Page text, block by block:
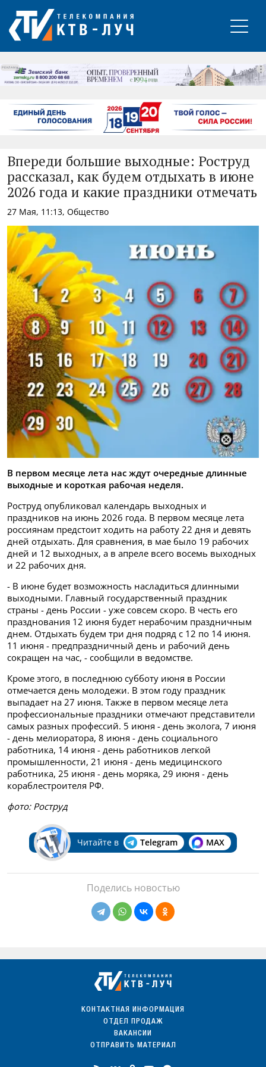
РЕКЛАМА
Впереди большие выходные: Роструд
рассказал, как будем отдыхать в июне
2026 года и какие праздники отмечать
27 Мая, 11:13, Общество
В первом месяце лета нас ждут очередные длинные
выходные и короткая рабочая неделя.
Роструд опубликовал календарь выходных и
праздников на июнь 2026 года. В первом месяце лета
россиянам предстоит ходить на работу 22 дня и девять
дней отдыхать. Для сравнения, в мае было 19 рабочих
дней и 12 выходных, а в апреле всего восемь выходных
и 22 рабочих дня.
- В июне будет возможность насладиться длинными
выходными. Главный государственный праздник
страны - день России - уже совсем скоро. В честь его
празднования 12 июня будет нерабочим праздничным
днем. Отдыхать будем три дня подряд с 12 по 14 июня.
11 июня - предпраздничный день и рабочий день
сокращен на час, - сообщили в ведомстве.
Кроме этого, в последнюю субботу июня в России
отмечается день молодежи. В этом году праздник
выпадает на 27 июня. Также в первом месяце лета
профессиональные праздники отмечают представители
самых разных профессий. 5 июня - день эколога, 7 июня
- день мелиоратора, 8 июня - день социального
работника, 14 июня - день работников легкой
промышленности, 21 июня - день медицинского
работника, 25 июня - день моряка, 29 июня - день
кораблестроителя РФ.
фото: Роструд
Читайте в Telegram MAX
Поделись новостью
КОНТАКТНАЯ ИНФОРМАЦИЯ
ОТДЕЛ ПРОДАЖ
ВАКАНСИИ
ОТПРАВИТЬ МАТЕРИАЛ